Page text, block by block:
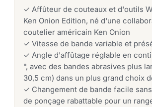
✓ Affûteur de couteaux et d'outils
Ken Onion Edition, né d'une
coutelier américain Ken Onion
✓ Vitesse de bande variable et
✓ Angle d'affûtage réglable en
°, avec des bandes abrasives plus
30,5 cm) dans un plus grand choix
✓ Changement de bande facile
de ponçage rabattable pour un